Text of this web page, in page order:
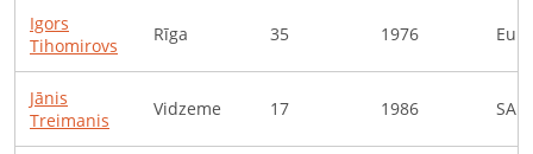
Igors
Tihomirovs
Rīga 35 1976
Jānis
Treimanis
Vidzeme 17 1986